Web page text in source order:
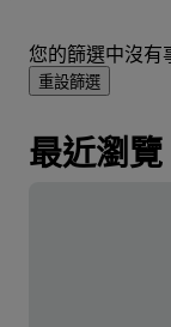
您的篩選中沒有
重設篩選
最近瀏覽